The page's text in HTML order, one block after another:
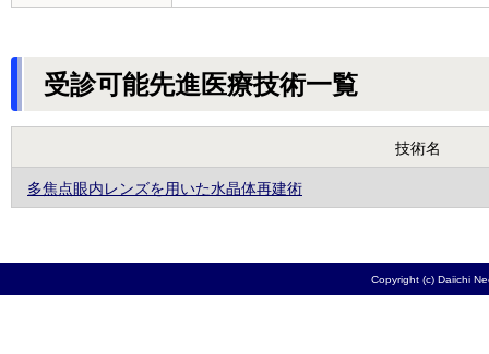
受診可能先進医療技術一覧
技術名
多焦点眼内レンズを用いた水晶体再建術
Copyright (c) Daiichi